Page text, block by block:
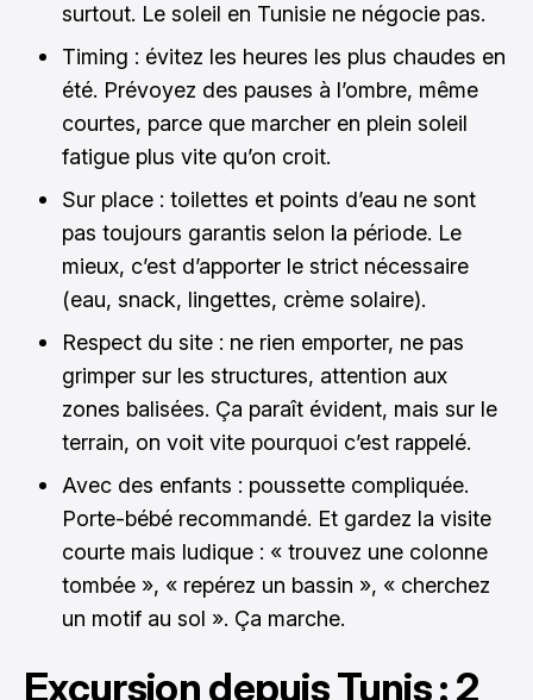
surtout. Le soleil en Tunisie ne négocie pas.
Timing : évitez les heures les plus chaudes en
été. Prévoyez des pauses à l’ombre, même
courtes, parce que marcher en plein soleil
fatigue plus vite qu’on croit.
Sur place : toilettes et points d’eau ne sont
pas toujours garantis selon la période. Le
mieux, c’est d’apporter le strict nécessaire
(eau, snack, lingettes, crème solaire).
Respect du site : ne rien emporter, ne pas
grimper sur les structures, attention aux
zones balisées. Ça paraît évident, mais sur le
terrain, on voit vite pourquoi c’est rappelé.
Avec des enfants : poussette compliquée.
Porte-bébé recommandé. Et gardez la visite
courte mais ludique : « trouvez une colonne
tombée », « repérez un bassin », « cherchez
un motif au sol ». Ça marche.
Excursion depuis Tunis : 2